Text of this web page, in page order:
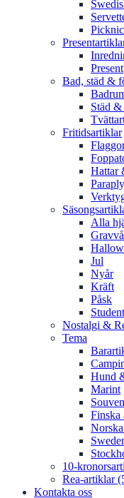
Bad, städ &
Städ
Fritidsartiklar
Hattar
Alla
Jul
Nyår
Kräft
Påsk
Student
Nostalgi &
Tema
Hund
Marint
Finska
10-
Rea-artiklar
Kontakta oss